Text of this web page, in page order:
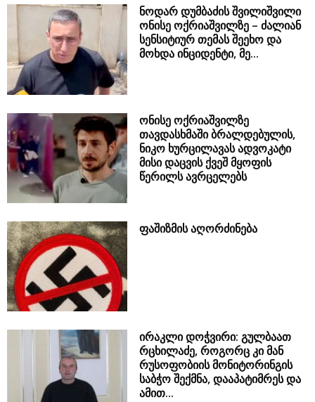
ნოდარ დუმბაძის შვილიშვილი
ონისე ოქრიაშვილზე – ძალიან
სენსიტიურ თემას შეეხო და
მოხდა ინციდენტი, მე...
ონისე ოქრიაშვილზე
თავდასხმაში ბრალდებულის,
ნიკო ხურცილავას ადვოკატი
მისი დაცვის ქვეშ მყოფის
წერილს ავრცელებს
ფაშიზმის აღორძინება
ირაკლი დოჭვირი: გულბაათ
რცხილაძე, როგორც კი მან
რუსოფობიის მონიტორინგის
საბჭო შექმნა, დააპატიმრეს და
ამით...